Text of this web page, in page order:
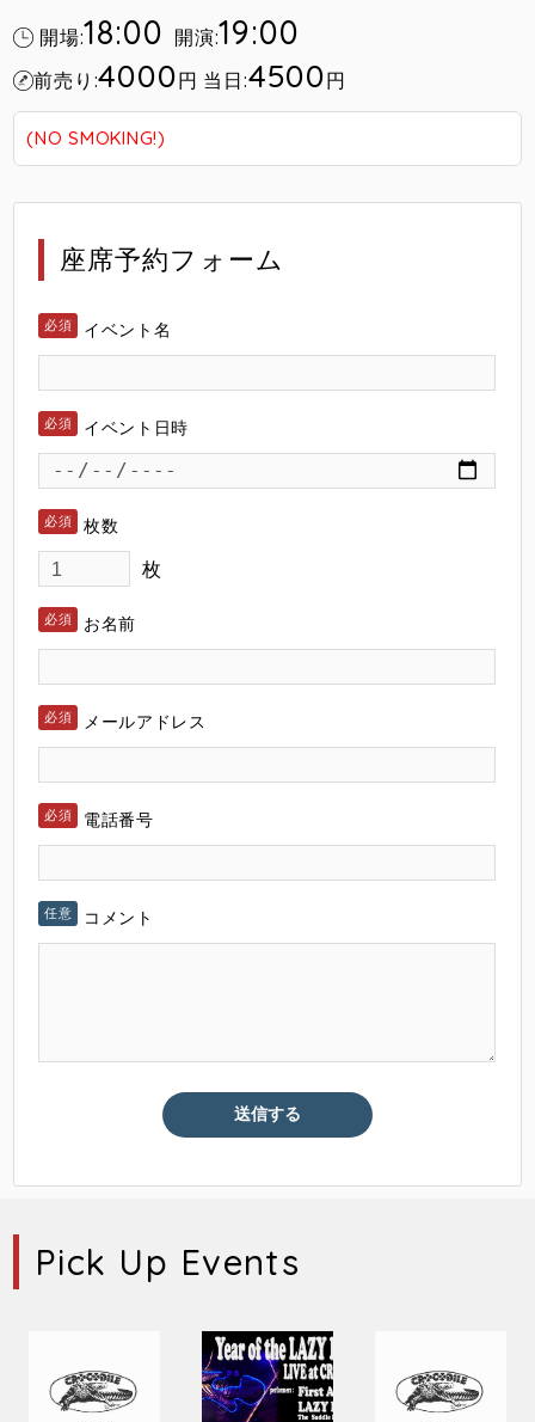
開場:18:00 開演:19:00
前売り:4000円 当日:4500円
(NO SMOKING!)
座席予約フォーム
イベント名
イベント日時
枚数
枚
お名前
メールアドレス
電話番号
コメント
Pick Up Events